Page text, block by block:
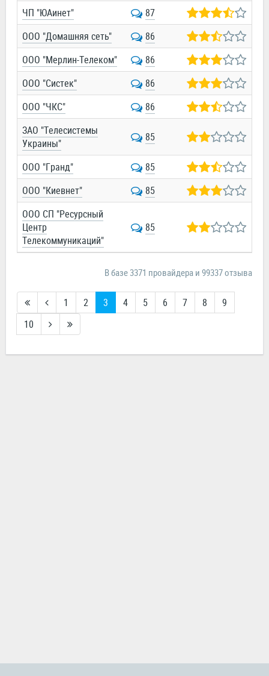
ЧП "ЮАинет"
87
ООО "Домашняя сеть"
86
ООО "Мерлин-Телеком"
86
ООО "Систек"
86
ООО "ЧКС"
86
ЗАО "Телесистемы
Украины"
85
ООО "Гранд"
85
ООО "Киевнет"
85
ООО СП "Ресурсный
Центр
Телекоммуникаций"
85
В базе 3371 провайдера и 99337 отзыва
1 2 3 4 5 6 7 8
9
10